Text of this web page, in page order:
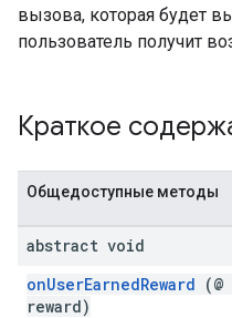
вызова, которая будет
пользователь получит
Краткое
Общедоступные методы
abstract void
onUserEarnedReward (@
reward)